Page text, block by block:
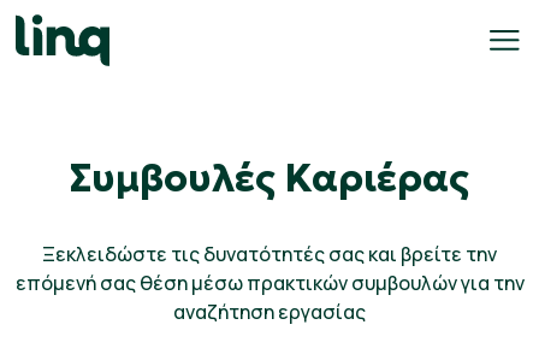
Skip
to
Συμβουλές Καριέρας
Ξεκλειδώστε τις δυνατότητές σας και βρείτε την
επόμενή σας θέση μέσω πρακτικών συμβουλών για την
αναζήτηση εργασίας